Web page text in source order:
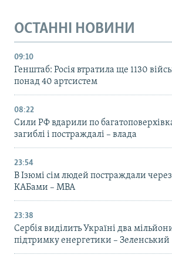
ОСТАННІ НОВИНИ
09:10
Генштаб: Росія втратила ще 1130
понад 40 артсистем
08:22
Сили РФ вдарили по
загиблі і постраждалі – влада
23:54
В Ізюмі сім людей постраждали
КАБами – МВА
23:38
Сербія виділить Україні два
підтримку енергетики – Зеленський